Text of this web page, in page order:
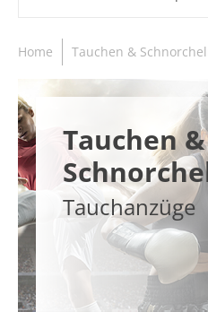
Home Tauchen &
Tauchen &
Tauchanzüge